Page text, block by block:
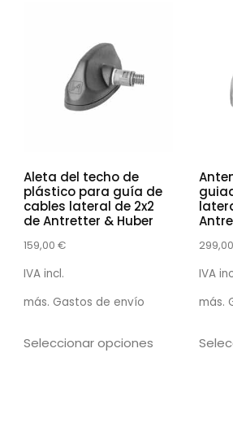
Aleta del techo de
plástico para guía de
cables lateral de 2x2
de Antretter & Huber
159,00 €
IVA incl.
más. Gastos de envío
Seleccionar opciones
299,00
IVA
más.